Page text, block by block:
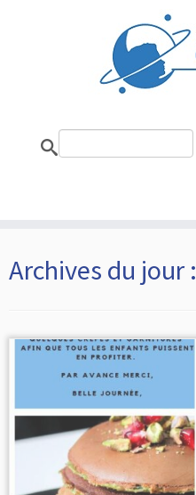
Archives du jour :